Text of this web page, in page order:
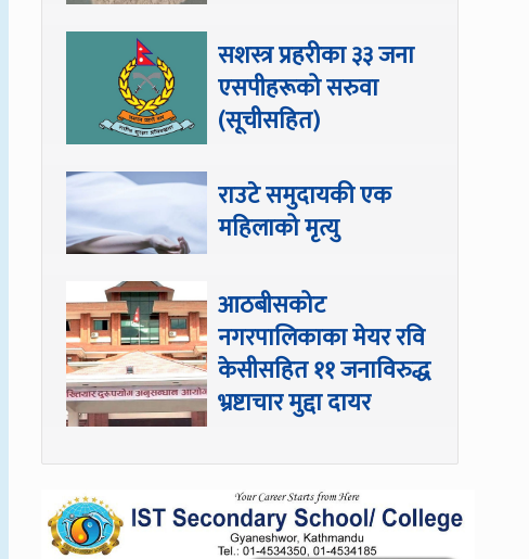
सशस्त्र प्रहरीका ३३ जना
एसपीहरूको सरुवा
(सूचीसहित)
राउटे समुदायकी एक
महिलाको मृत्यु
आठबीसकोट
नगरपालिकाका मेयर रवि
केसीसहित ११ जनाविरुद्ध
भ्रष्टाचार मुद्दा दायर